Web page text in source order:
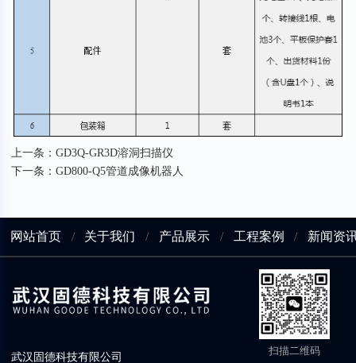
上一条：GD3Q-GR3D溶洞扫描仪
下一条：GD800-Q5管道成像机器人
网站首页 / 关于我们 / 产品展示 / 工程案例 / 新闻资
武汉固德科技有限公司 扫描二维码